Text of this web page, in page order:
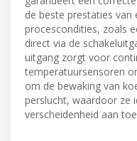
de beste prestaties van
procescondities, zoals
direct via de
uitgang zorgt voor
temperatuursensoren
om de bewaking van
perslucht, waardoor ze
verscheidenheid aan